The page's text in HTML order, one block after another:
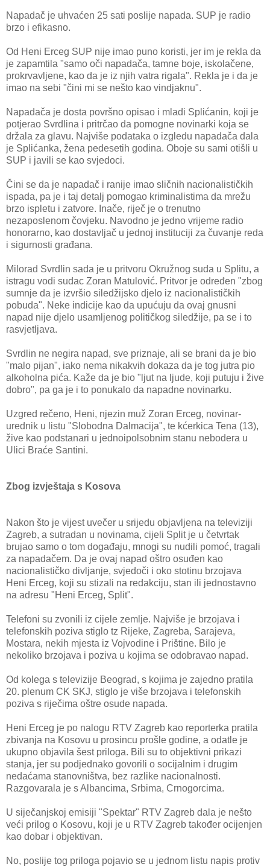
Napadač je uhvaćen 25 sati poslije napada. SUP je radio
brzo i efikasno.
Od Heni Erceg SUP nije imao puno koristi, jer im je rekla da
je zapamtila "samo oči napadača, tamne boje, iskolačene,
prokrvavljene, kao da je iz njih vatra rigala". Rekla je i da je
imao na sebi "čini mi se nešto kao vindjaknu".
Napadača je dosta površno opisao i mladi Splićanin, koji je
potjerao Svrdlina i pritrčao da pomogne novinarki koja se
držala za glavu. Najviše podataka o izgledu napadača dala
je Splićanka, žena pedesetih godina. Oboje su sami otišli u
SUP i javili se kao svjedoci.
Čini se da je napadač i ranije imao sličnih nacionalističkih
ispada, pa je i taj detalj pomogao kriminalistima da mrežu
brzo ispletu i zatvore. Inače, riječ je o trenutno
nezaposlenom čovjeku. Navodno je jedno vrijeme radio
honorarno, kao dostavljač u jednoj instituciji za čuvanje reda
i sigurnosti građana.
Milorad Svrdlin sada je u pritvoru Okružnog suda u Splitu, a
istragu vodi sudac Zoran Matulović. Pritvor je određen "zbog
sumnje da je izvršio siledžijsko djelo iz nacionalističkih
pobuda". Neke indicije kao da upućuju da ovaj gnusni
napad nije djelo usamljenog političkog siledžije, pa se i to
rasvjetljava.
Svrdlin ne negira napad, sve priznaje, ali se brani da je bio
"malo pijan", iako nema nikakvih dokaza da je tog jutra pio
alkoholna pića. Kaže da je bio "ljut na ljude, koji putuju i žive
dobro", pa ga je i to ponukalo da napadne novinarku.
Uzgred rečeno, Heni, njezin muž Zoran Erceg, novinar-
urednik u listu "Slobodna Dalmacija", te kćerkica Tena (13),
žive kao podstanari u jednoipolsobnim stanu nebodera u
Ulici Braće Santini.
Zbog izvještaja s Kosova
Nakon što je vijest uvečer u srijedu objavljena na televiziji
Zagreb, a sutradan u novinama, cijeli Split je u četvrtak
brujao samo o tom događaju, mnogi su nudili pomoć, tragali
za napadačem. Da je ovaj napad oštro osuđen kao
nacionalističko divljanje, svjedoči i oko stotinu brzojava
Heni Erceg, koji su stizali na redakciju, stan ili jednostavno
na adresu "Heni Erceg, Split".
Telefoni su zvonili iz cijele zemlje. Najviše je brzojava i
telefonskih poziva stiglo tz Rijeke, Zagreba, Sarajeva,
Mostara, nekih mjesta iz Vojvodine i Prištine. Bilo je
nekoliko brzojava i poziva u kojima se odobravao napad.
Od kolega s televizije Beograd, s kojima je zajedno pratila
20. plenum CK SKJ, stiglo je više brzojava i telefonskih
poziva s riječima oštre osude napada.
Heni Erceg je po nalogu RTV Zagreb kao reporterka pratila
zbivanja na Kosovu u prosincu prošle godine, a odatle je
ukupno objavila šest priloga. Bili su to objektivni prikazi
stanja, jer su podjednako govorili o socijalnim i drugim
nedaćama stanovništva, bez razlike nacionalnosti.
Razgovarala je s Albancima, Srbima, Crnogorcima.
U siječanjskoj emisiji "Spektar" RTV Zagreb dala je nešto
veći prilog o Kosovu, koji je u RTV Zagreb također ocijenjen
kao dobar i objektivan.
No, poslije tog priloga pojavio se u jednom listu napis protiv